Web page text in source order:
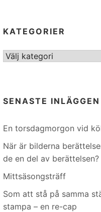
KATEGORIER
Kategorier
SENASTE INLÄGGEN
En torsdagmorgon vid
När är bilderna
de en del av berättelsen?
Mittsäsongsträff
Som att stå på samma
stampa – en re-cap